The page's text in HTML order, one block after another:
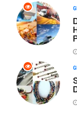
Mobilya
Astroloji
Cam
Bebek Giyim